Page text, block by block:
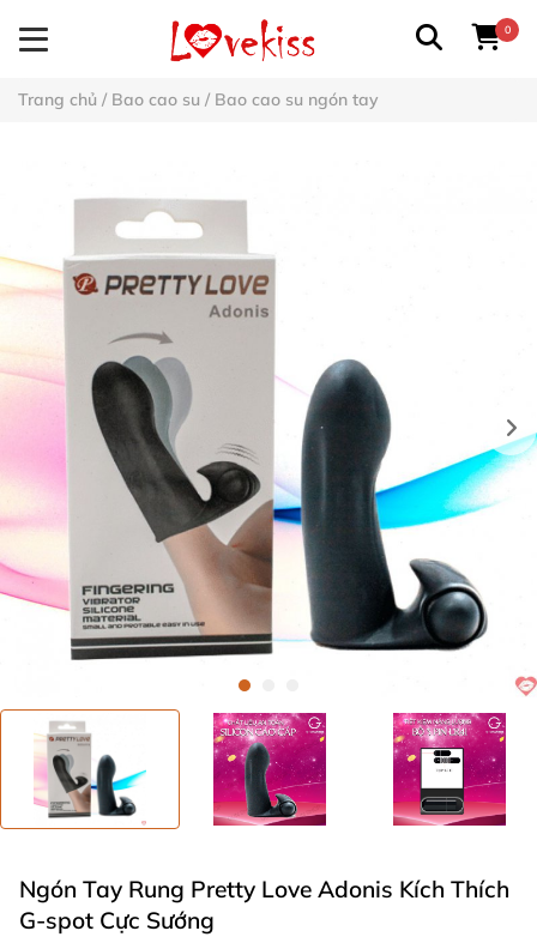
0
Trang chủ / Bao cao su / Bao cao su ngón tay
Ngón Tay Rung Pretty Love Adonis Kích Thích
G-spot Cực Sướng